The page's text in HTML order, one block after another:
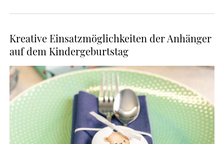
Kreative Einsatzmöglichkeiten der Anhänger
auf dem Kindergeburtstag